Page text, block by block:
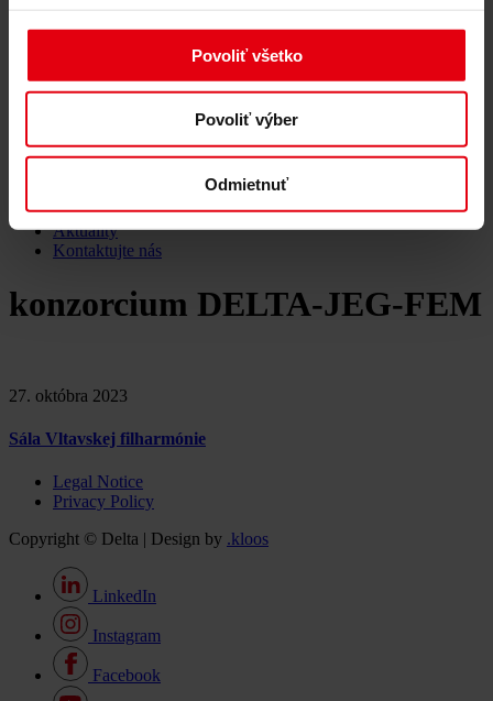
Povoliť všetko
Povoliť výber
Odmietnuť
ESG a taxonomické poradenstvo EÚ pre trvalo
udržateľný rozvoj budov
Certifikácia budov
Znalecké posudky
Monitorovanie projektu
IT služby
Kariéra
Aktuality
Kontaktujte nás
konzorcium DELTA-JEG-FEM
27. októbra 2023
Sála Vltavskej filharmónie
Legal Notice
Privacy Policy
Copyright © Delta | Design by .kloos
LinkedIn
Instagram
Facebook